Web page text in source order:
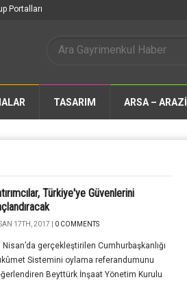
Portalları
TASARIM ARSA – ARAZİ
Türkiye'ye Güvenlerini
17TH, 2017 | 0 COMMENTS
Nisan’da gerçekleştirilen Cumhurbaşkanlığı
Sistemini oylama referandumunu
Beyttürk İnşaat Yönetim Kurulu